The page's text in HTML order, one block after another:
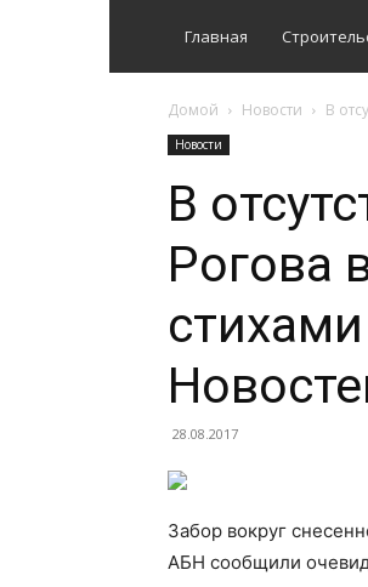
Главная
Домой Новости В
Новости
В
Рогова
28.08.2017
Забор вокруг
АБН сообщили